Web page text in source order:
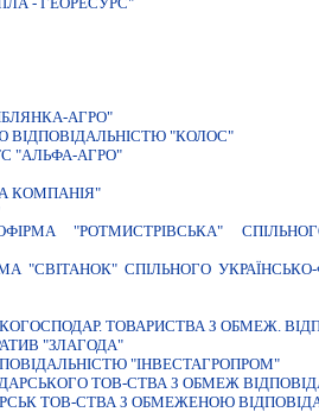
АГРО"
"КОЛОС"
"АЛЬФА-АГРО"
КОМПАНIЯ"
"РОТМИСТРІВСЬКА"
"СВІТАНОК" СПІЛЬНОГО
ТОВАРИСТВА З ОБМЕЖ.
"ЗЛАГОДА"
"ІНВЕСТАГРОПРОМ"
ТОВ-СТВА З ОБМЕЖ
ТОВ-СТВА З ОБМЕЖЕНОЮ